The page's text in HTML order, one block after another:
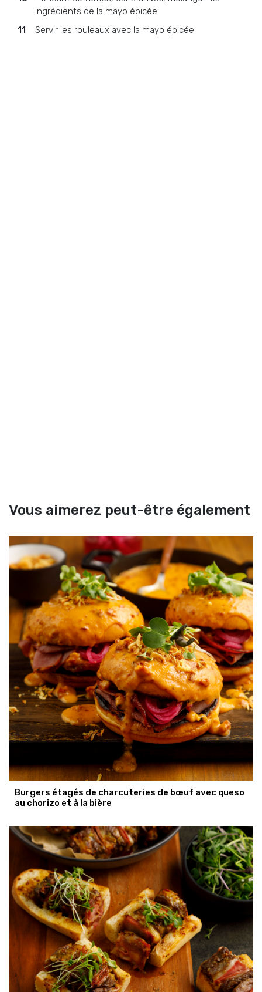
ingrédients de la mayo épicée.
Servir les rouleaux avec la mayo épicée.
Vous aimerez peut-être également
Burgers étagés de charcuteries de bœuf avec queso
au chorizo et à la bière